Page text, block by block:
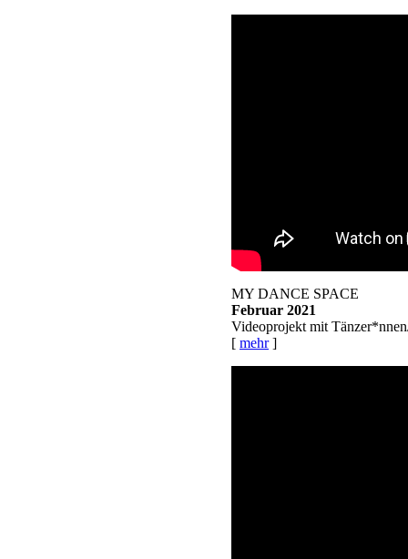
MY DANCE SPACE
Februar 2021
Videoprojekt mit
[ mehr]